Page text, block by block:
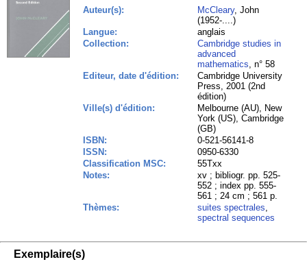
Auteur(s): McCleary, John
(1952-....)
Langue:
anglais
Collection:
Cambridge studies in
advanced
mathematics, n° 58
Editeur, date d'édition:
Cambridge University
Press, 2001 (2nd
édition)
Ville(s) d'édition:
Melbourne (AU), New
York (US), Cambridge
(GB)
ISBN:
0-521-56141-8
ISSN:
0950-6330
Classification MSC:
55Txx
Notes:
xv ; bibliogr. pp. 525-
552 ; index pp. 555-
561 ; 24 cm ; 561 p.
Thèmes:
suites spectrales,
spectral sequences
Exemplaire(s)